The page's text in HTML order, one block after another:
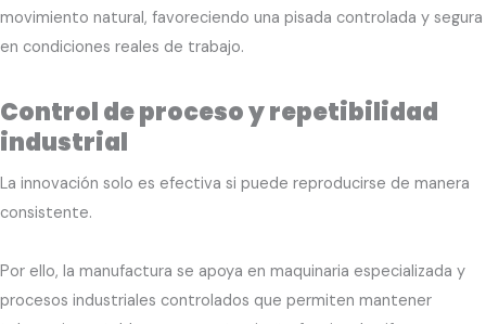
movimiento natural, favoreciendo una pisada controlada y segura
en condiciones reales de trabajo.
Control de proceso y repetibilidad
industrial
La innovación solo es efectiva si puede reproducirse de manera
consistente.
Por ello, la manufactura se apoya en maquinaria especializada y
procesos industriales controlados que permiten mantener